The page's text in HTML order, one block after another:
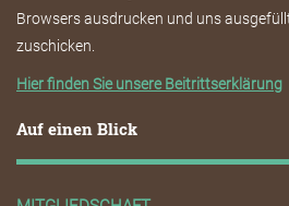
Browsers ausdrucken und uns
zuschicken.
Hier finden Sie unsere Beitrittserklärung
Auf einen Blick